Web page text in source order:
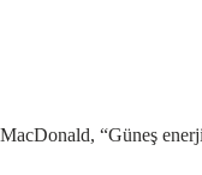
“Güneş